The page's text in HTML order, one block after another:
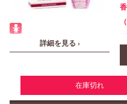
詳細を見る ›
在庫切れ